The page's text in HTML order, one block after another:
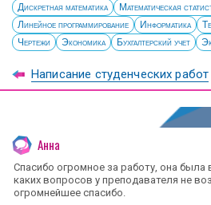
Дискретная математика
Математическая
Линейное программирование
Информатика
Чертежи
Экономика Бухгалтерский учет
Написание студенческих работ
Анна
Спасибо огромное за работу, она
каких вопросов у преподавателя не
огромнейшее спасибо.